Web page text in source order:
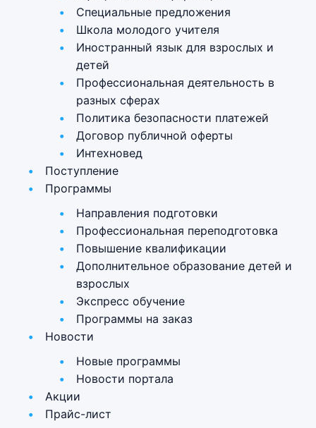
Специальные предложения
Школа молодого учителя
Иностранный язык для взрослых и
детей
Профессиональная деятельность в
разных сферах
Политика безопасности платежей
Договор публичной оферты
Интехновед
Поступление
Программы
Направления подготовки
Профессиональная переподготовка
Повышение квалификации
Дополнительное образование детей и
взрослых
Экспресс обучение
Программы на заказ
Новости
Новые программы
Новости портала
Акции
Прайс-лист